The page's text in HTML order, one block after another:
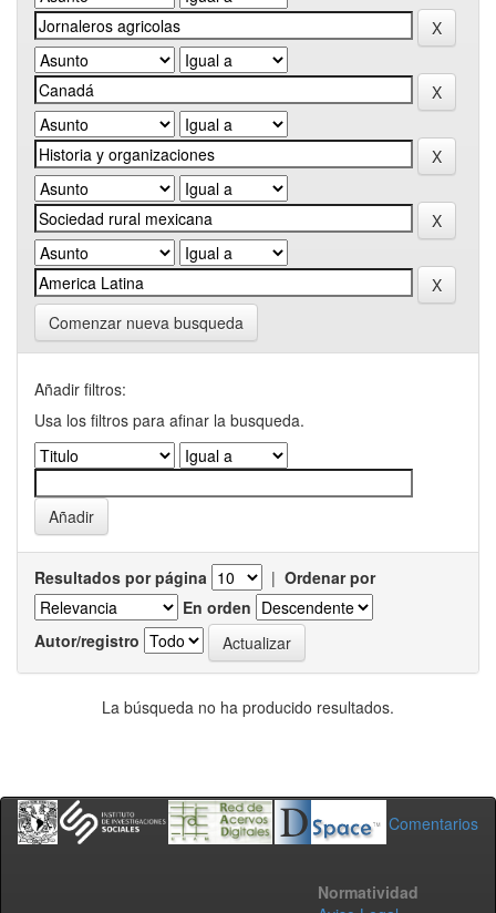
Comenzar nueva busqueda
Añadir filtros:
Usa los filtros para afinar la busqueda.
Resultados por página | Ordenar por
En orden
Autor/registro
La búsqueda no ha producido resultados.
Comentarios
Normatividad